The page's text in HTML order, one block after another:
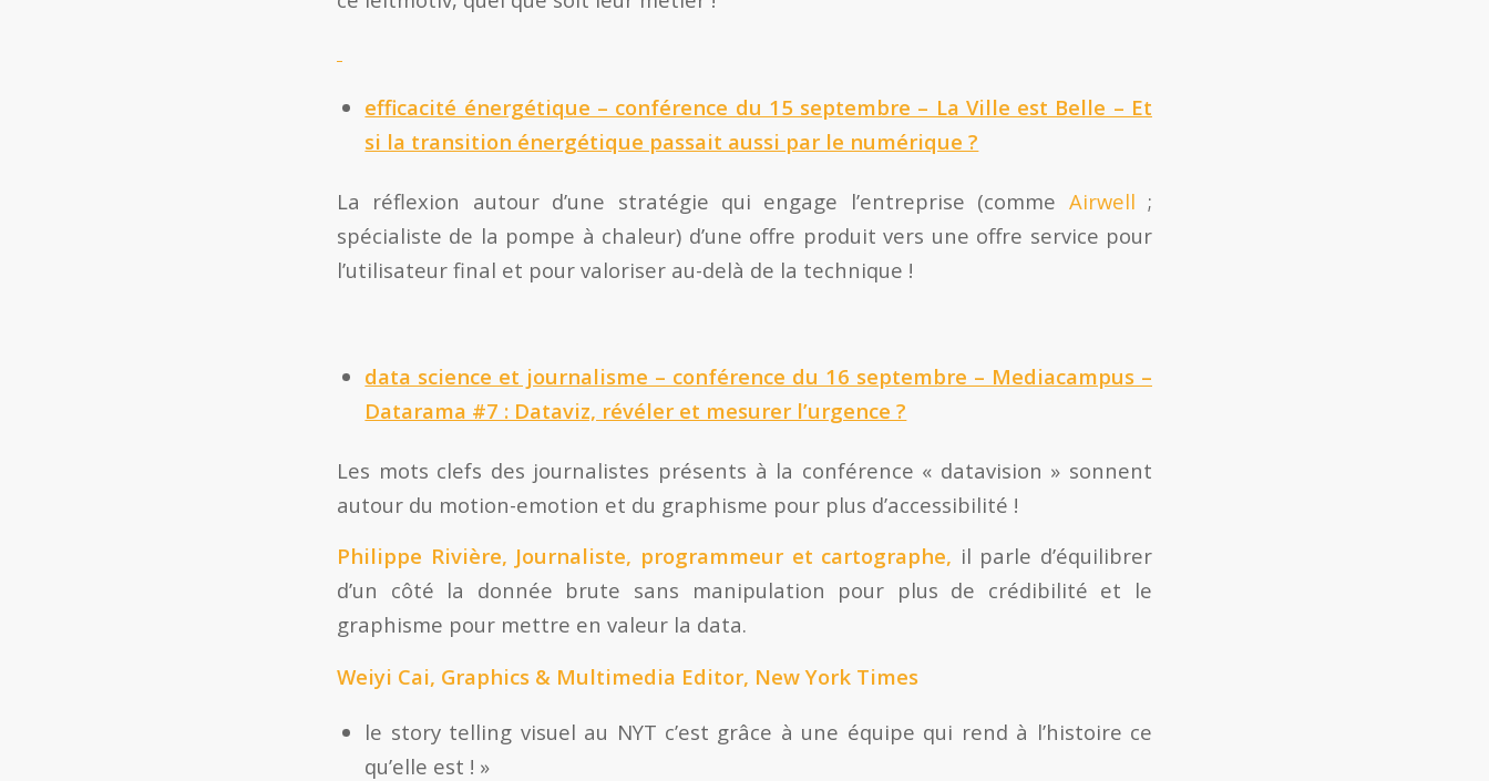
efficacité énergétique – conférence du 15 septembre – La Ville est Belle – Et
si la transition énergétique passait aussi par le numérique ?
La réflexion autour d’une stratégie qui engage l’entreprise (comme Airwell ;
spécialiste de la pompe à chaleur) d’une offre produit vers une offre service pour
l’utilisateur final et pour valoriser au-delà de la technique !
data science et journalisme – conférence du 16 septembre – Mediacampus –
Datarama #7 : Dataviz, révéler et mesurer l’urgence ?
Les mots clefs des journalistes présents à la conférence « datavision » sonnent
autour du motion-emotion et du graphisme pour plus d’accessibilité !
Philippe Rivière, Journaliste, programmeur et cartographe, il parle d’équilibrer
d’un côté la donnée brute sans manipulation pour plus de crédibilité et le
graphisme pour mettre en valeur la data.
Weiyi Cai, Graphics & Multimedia Editor, New York Times
le story telling visuel au NYT c’est grâce à une équipe qui rend à l’histoire ce
qu’elle est ! »